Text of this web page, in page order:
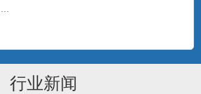
...
行业新闻